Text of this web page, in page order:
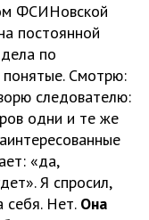
ФСИНовской
постоянной
по
Смотрю:
следователю:
одни и те же
«да,
Я спросил,
себя. Нет. Она